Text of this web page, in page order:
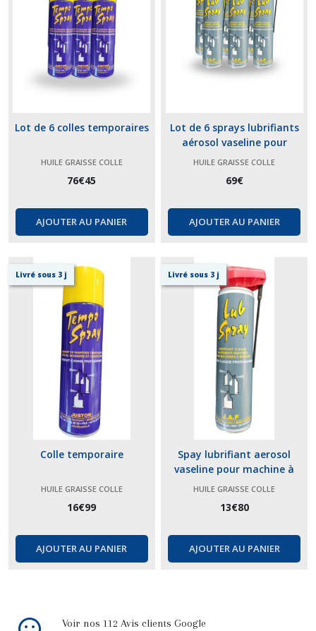
Lot de 6 colles temporaires
HUILE GRAISSE COLLE
76€45
AJOUTER AU PANIER
Lot de 6 sprays lubrifiants
aérosol vaseline pour
machine à coudre et à
HUILE GRAISSE COLLE
69€
AJOUTER AU PANIER
Livré sous 3 j
Colle temporaire
HUILE GRAISSE COLLE
16€99
AJOUTER AU PANIER
Livré sous 3 j
Spay lubrifiant aerosol
vaseline pour machine à
coudre et à broder
HUILE GRAISSE COLLE
13€80
AJOUTER AU PANIER
Voir nos 112 Avis clients Google